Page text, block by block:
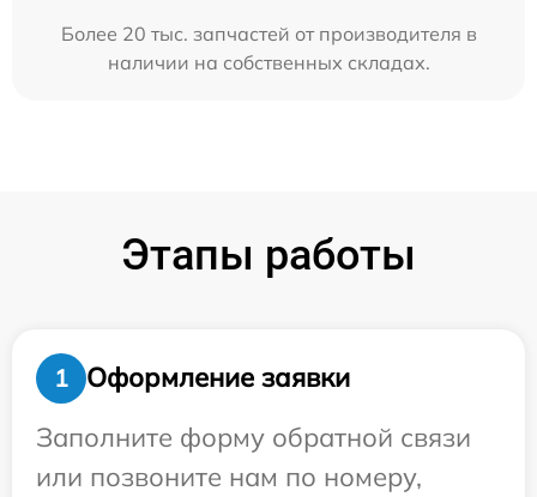
Более 20 тыс. запчастей от производителя в
наличии на собственных складах.
Этапы работы
1
Оформление заявки
Заполните форму обратной связи
или позвоните нам по номеру,